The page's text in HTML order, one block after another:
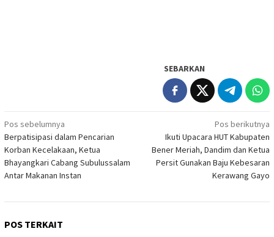
SEBARKAN
Navigasi
pos
Pos sebelumnya
Berpatisipasi dalam Pencarian
Korban Kecelakaan, Ketua
Bhayangkari Cabang Subulussalam
Antar Makanan Instan
Pos berikutnya
Ikuti Upacara HUT Kabupaten
Bener Meriah, Dandim dan Ketua
Persit Gunakan Baju Kebesaran
Kerawang Gayo
POS TERKAIT